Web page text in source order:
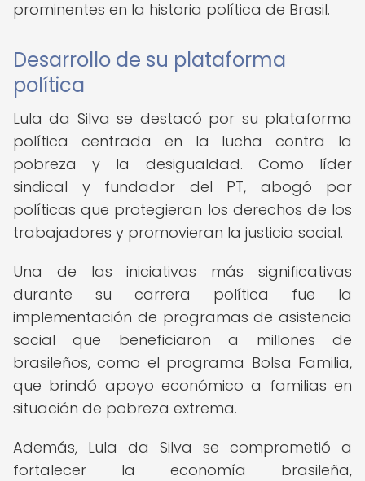
prominentes en la historia política de Brasil.
Desarrollo de su plataforma
política
Lula da Silva se destacó por su plataforma
política centrada en la lucha contra la
pobreza y la desigualdad. Como líder
sindical y fundador del PT, abogó por
políticas que protegieran los derechos de los
trabajadores y promovieran la justicia social.
Una de las iniciativas más significativas
durante su carrera política fue la
implementación de programas de asistencia
social que beneficiaron a millones de
brasileños, como el programa Bolsa Familia,
que brindó apoyo económico a familias en
situación de pobreza extrema.
Además, Lula da Silva se comprometió a
fortalecer la economía brasileña,